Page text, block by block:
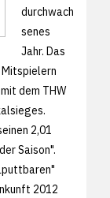
durchwach
senes
Jahr. Das
Mitspielern
dem THW
2,01
Saison".
2012